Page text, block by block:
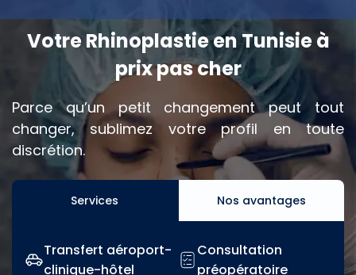
Votre Rhinoplastie en Tunisie à
prix pas cher
Parce qu’un petit changement peut tout
changer, sublimez votre profil en toute
discrétion.
Services Nos avantages
Transfert aéroport-
clinique-hôtel
Consultation
préopératoire